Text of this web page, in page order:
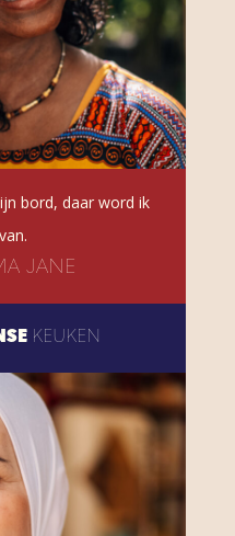
bord, daar word ik
JANE
KEUKEN